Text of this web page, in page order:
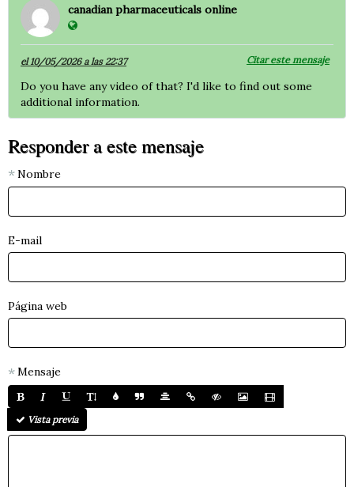
canadian pharmaceuticals online
el 10/05/2026 a las 22:37 Citar este mensaje
Do you have any video of that? I'd like to find out some
additional information.
Responder a este mensaje
Nombre
E-mail
Página web
Mensaje
Vista previa